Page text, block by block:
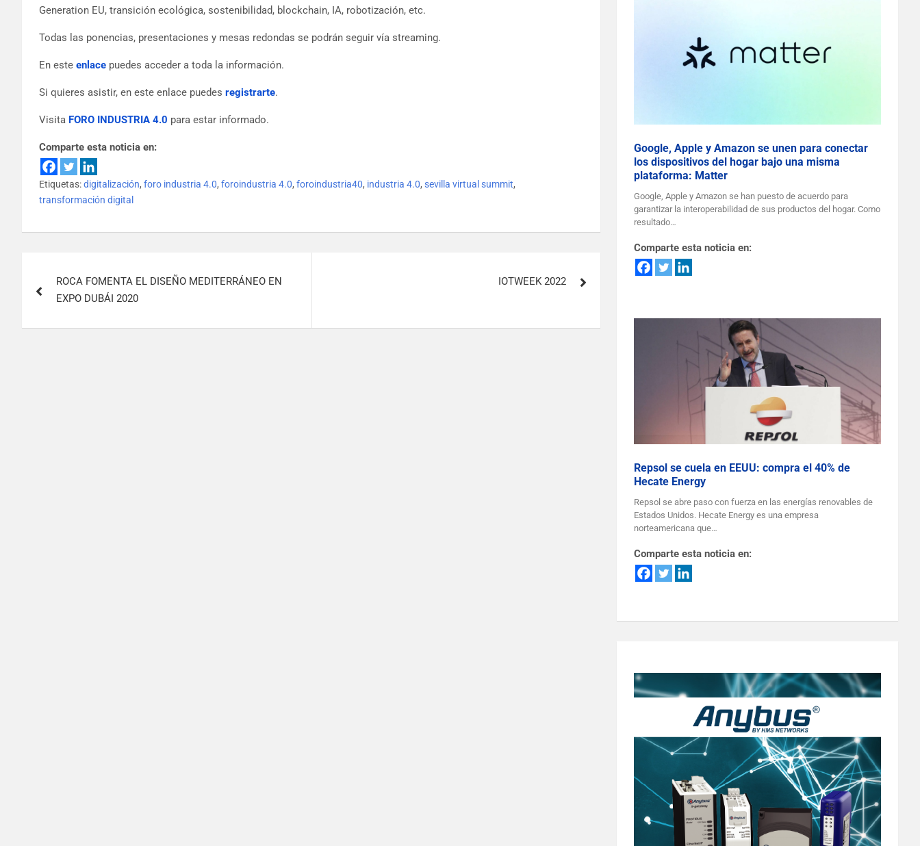
Generation EU, transición ecológica, sostenibilidad, blockchain, IA, robotización, etc.
Todas las ponencias, presentaciones y mesas redondas se podrán seguir vía streaming.
En este enlace puedes acceder a toda la información.
Si quieres asistir, en este enlace puedes registrarte.
Visita FORO INDUSTRIA 4.0 para estar informado.
Comparte esta noticia en:
Etiquetas:digitalización, foro industria 4.0, foroindustria 4.0, foroindustria40, industria 4.0, sevilla virtual summit,
transformación digital
ROCA FOMENTA EL DISEÑO MEDITERRÁNEO EN
EXPO DUBÁI 2020
IOTWEEK 2022
Google, Apple y Amazon se unen para conectar
los dispositivos del hogar bajo una misma
plataforma: Matter
Google, Apple y Amazon se han puesto de acuerdo para
garantizar la interoperabilidad de sus productos del hogar. Como
resultado…
Comparte esta noticia en:
Repsol se cuela en EEUU: compra el 40% de
Hecate Energy
Repsol se abre paso con fuerza en las energías renovables de
Estados Unidos. Hecate Energy es una empresa
norteamericana que…
Comparte esta noticia en: